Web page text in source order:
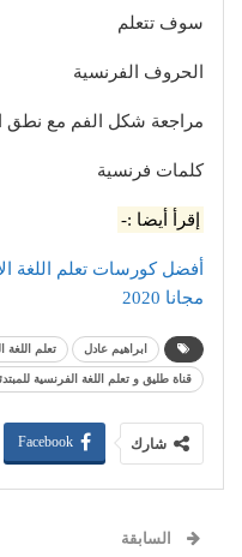
سوف تتعلم
الحروف الفرنسية
مراجعة شكل الفم مع نطق
كلمات فرنسية
إقرأ أيضا :-
أفضل كورسات تعلم اللغة
مجانا 2020
ابراهيم عادل تعلم اللغة
قناة طليق و تعلم اللغة الفرنسية
شارك Facebook
السابقة